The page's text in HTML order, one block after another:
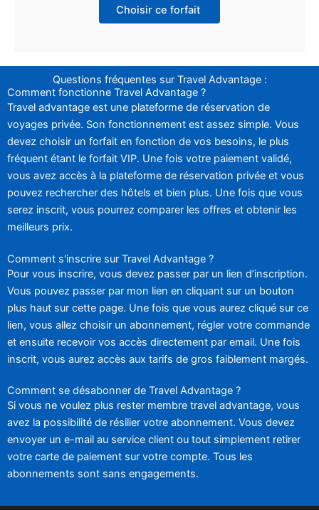
Choisir ce forfait
Questions fréquentes sur Travel Advantage :
Comment fonctionne Travel Advantage ?
Travel advantage est une plateforme de réservation de
voyages privée. Son fonctionnement est assez simple. Vous
devez choisir un forfait en fonction de vos besoins, le plus
fréquent étant le forfait VIP. Une fois votre paiement validé,
vous avez accès à la plateforme de réservation privée et vous
pouvez rechercher des hôtels et bien plus. Une fois que vous
serez inscrit, vous pourrez comparer les offres et obtenir les
meilleurs prix.
Comment s'inscrire sur Travel Advantage ?
Pour vous inscrire, vous devez passer par un lien d’inscription.
Vous pouvez passer par mon lien en cliquant sur un bouton
plus haut sur cette page. Une fois que vous aurez cliqué sur ce
lien, vous allez choisir un abonnement, régler votre commande
et ensuite recevoir vos accès directement par email. Une fois
inscrit, vous aurez accès aux tarifs de gros faiblement margés.
Comment se désabonner de Travel Advantage ?
Si vous ne voulez plus rester membre travel advantage, vous
avez la possibilité de résilier votre abonnement. Vous devez
envoyer un e-mail au service client ou tout simplement retirer
votre carte de paiement sur votre compte. Tous les
abonnements sont sans engagements.